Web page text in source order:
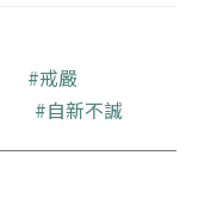
戒嚴
自新不誠